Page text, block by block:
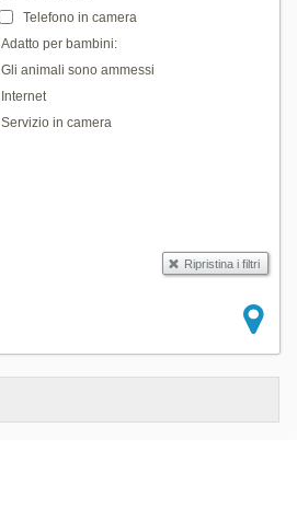
Telefono in camera
Adatto per bambini:
Gli animali sono ammessi
Internet
Servizio in camera